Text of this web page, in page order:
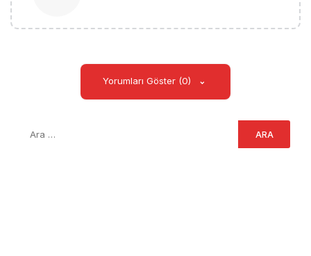
Yorumları Göster (0)